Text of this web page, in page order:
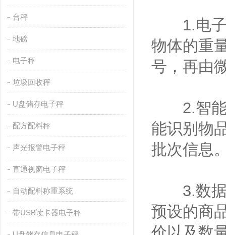
台秤
地磅
电子秤
垃圾回收秤
U盘储存电子秤
配方配料秤
声光报警电子秤
直通视窗电子秤
自动配料称重系统
带USB读卡器电子秤
1.电子
物体的重
号，再由
2.智能
能识别物
批次信息
3.数据
预设的商